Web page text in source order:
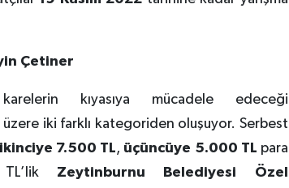
Çetiner
kıyasıya mücadele edeceği
üzere iki farklı kategoriden oluşuyor. Serbest
ikinciye 7.500 TL, üçüncüye 5.000 TL para
Zeytinburnu Belediyesi Özel